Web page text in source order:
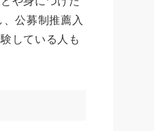
公募制推薦入
している人も